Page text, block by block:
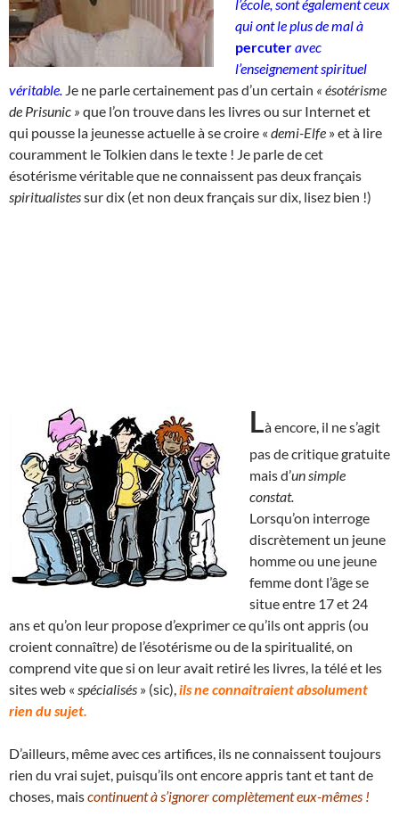
l’école, sont également ceux
qui ont le plus de mal à
percuteravec
l’enseignement spirituel
véritable Je ne parle certainement pas d’un certain « ésotérisme
de Prisunic » que l’on trouve dans les livres ou sur Internet et
qui pousse la jeunesse actuelle à se croire « demi-Elfe » et à lire
couramment le Tolkien dans le texte ! Je parle de cet
ésotérisme véritable que ne connaissent pas deux français
spiritualistessur dix (et non deux français sur dix, lisez bien !)
Là encore, il ne s’agit
pas de critique gratuite
mais d’un simple
constat.
Lorsqu’on interroge
discrètement un jeune
homme ou une jeune
femme dont l’âge se
situe entre 17 et 24
ans et qu’on leur propose d’exprimer ce qu’ils ont appris (ou
croient connaître) de l’ésotérisme ou de la spiritualité, on
comprend vite que si on leur avait retiré les livres, la télé et les
sites web « spécialisés » (sic), ils ne connaitraient absolument
rien du sujet.
D’ailleurs, même avec ces artifices, ils ne connaissent toujours
rien du vrai sujet, puisqu’ils ont encore appris tant et tant de
choses, maiscontinuent à s’ignorer complètement eux-mêmes !